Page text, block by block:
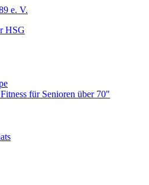
HSG
für Senioren über 70"